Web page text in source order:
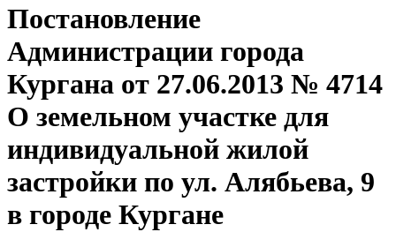
Постановление
Администрации города
Кургана от 27.06.2013 № 4714
О земельном участке для
индивидуальной жилой
застройки по ул. Алябьева, 9
в городе Кургане